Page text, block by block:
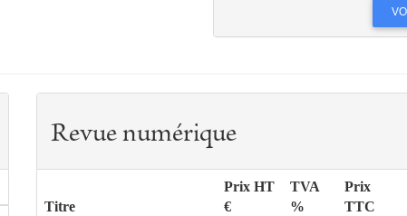
Revue numérique
Titre
Prix HT
€
TVA
%
Prix
TTC